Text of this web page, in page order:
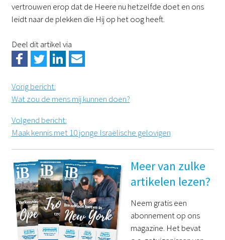
vertrouwen erop dat de Heere nu hetzelfde doet en ons
leidt naar de plekken die Hij op het oog heeft.
Deel dit artikel via
Vorig bericht:
Wat zou de mens mij kunnen doen?
Volgend bericht:
Maak kennis met 10 jonge Israëlische gelovigen
Meer van zulke
artikelen lezen?
Neem gratis een
abonnement op ons
magazine. Het bevat